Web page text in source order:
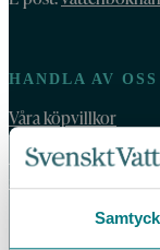
HANDLA AV OSS
Våra köpvillkor
For orders outside